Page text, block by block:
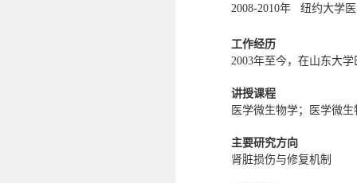
2008-2010年 纽约大学
工作经历
2003年至今，在山东大
讲授课程
医学微生物学；医学微
主要研究方向
肾脏损伤与修复机制